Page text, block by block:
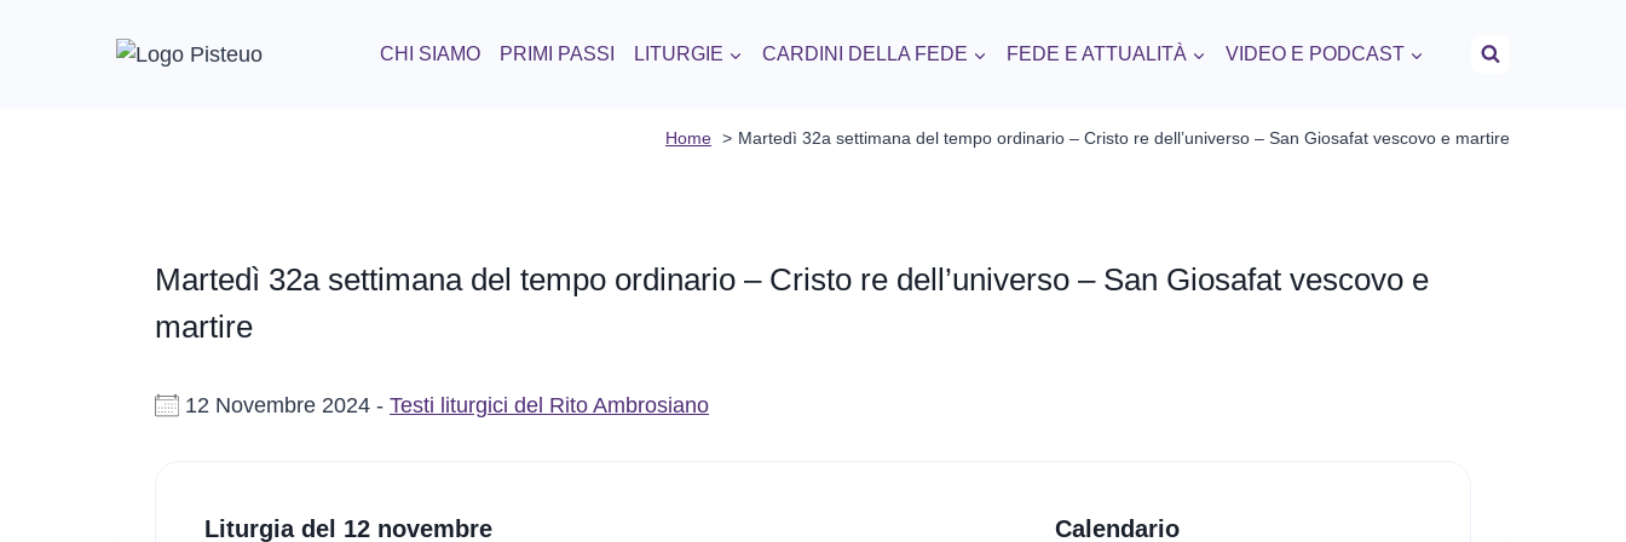
CHI SIAMO PRIMI PASSI LITURGIE CARDINI DELLA FEDE FEDE E ATTUALITÀ VIDEO E PODCAST
Home Martedì 32a settimana del tempo ordinario – Cristo re dell’universo – San Giosafat vescovo e martire
Martedì 32a settimana del tempo ordinario – Cristo re dell’universo – San Giosafat vescovo e
martire
12 Novembre 2024 - Testi liturgici del Rito Ambrosiano
Liturgia del 12 novembre Calendario